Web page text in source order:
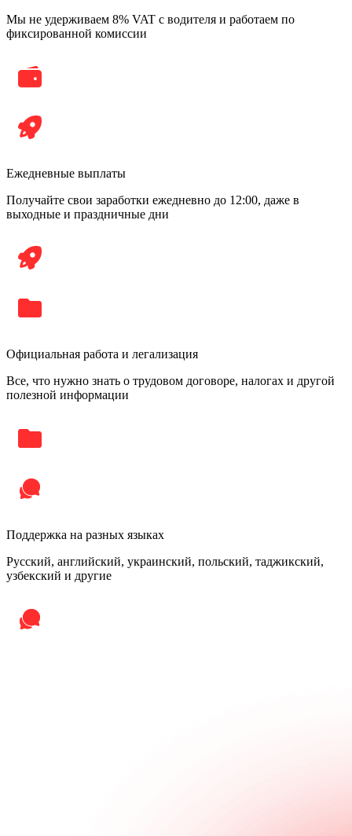
Мы не удерживаем 8% VAT с водителя и работаем по
фиксированной комиссии
Ежедневные выплаты
Получайте свои заработки ежедневно до 12:00, даже в
выходные и праздничные дни
Официальная работа и легализация
Все, что нужно знать о трудовом договоре, налогах и другой
полезной информации
Поддержка на разных языках
Русский, английский, украинский, польский, таджикский,
узбекский и другие